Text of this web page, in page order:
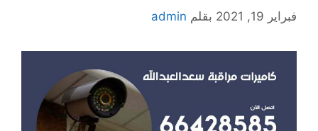
فبراير 19, 2021 بقلم admin